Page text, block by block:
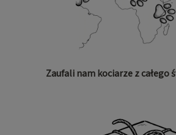
Zaufali nam kociarze z całego